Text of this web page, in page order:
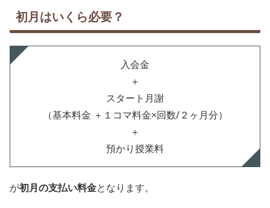
初月はいくら必要？
入会金
＋
スタート月謝
（基本料金 ＋１コマ料金×回数/２ヶ月分）
＋
預かり授業料
が初月の支払い料金となります。